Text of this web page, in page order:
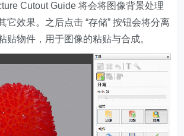
Cutout Guide 将会将图像背景处理
它效果。之后点击 “存储” 按钮会将分离
贴物件，用于图像的粘贴与合成。